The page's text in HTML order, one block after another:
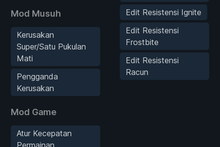
Mod Musuh
Kerusakan
Super/Satu Pukulan
Mati
Pengganda
Kerusakan
Mod Game
Atur Kecepatan
Edit Resistensi Ignite
Edit Resistensi
Frostbite
Edit Resistensi
Racun